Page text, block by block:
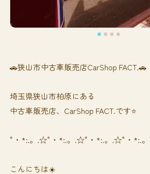
🚗狭山市中古車販売店CarShop FACT.🚗
埼玉県狭山市柏原にある
中古車販売店、CarShop FACT.です⭐️
°・*:.。.☆°・*:.。.☆°・*:.。.☆°・*:.
こんにちは☀️